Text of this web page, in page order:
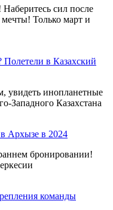
сил после
Только март и
Полетели в Казахский
увидеть инопланетные
Западного Казахстана
Архызе в 2024
бронировании!
команды